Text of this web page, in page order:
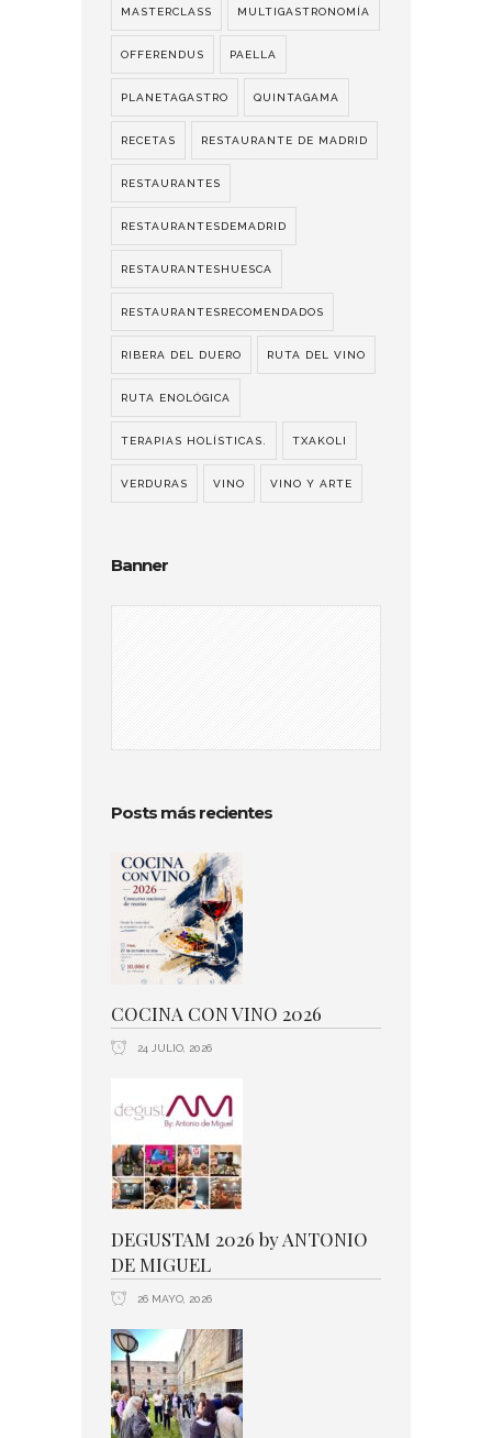
MASTERCLASS MULTIGASTRONOMÍA
OFFERENDUS PAELLA
PLANETAGASTRO QUINTAGAMA
RECETAS RESTAURANTE DE MADRID
RESTAURANTES
RESTAURANTESDEMADRID
RESTAURANTESHUESCA
RESTAURANTESRECOMENDADOS
RIBERA DEL DUERO RUTA DEL VINO
RUTA ENOLÓGICA
TERAPIAS HOLÍSTICAS. TXAKOLI
VERDURAS VINO VINO Y ARTE
Banner
Posts más recientes
COCINA CON VINO 2026
24 JULIO, 2026
DEGUSTAM 2026 by ANTONIO
DE MIGUEL
26 MAYO, 2026